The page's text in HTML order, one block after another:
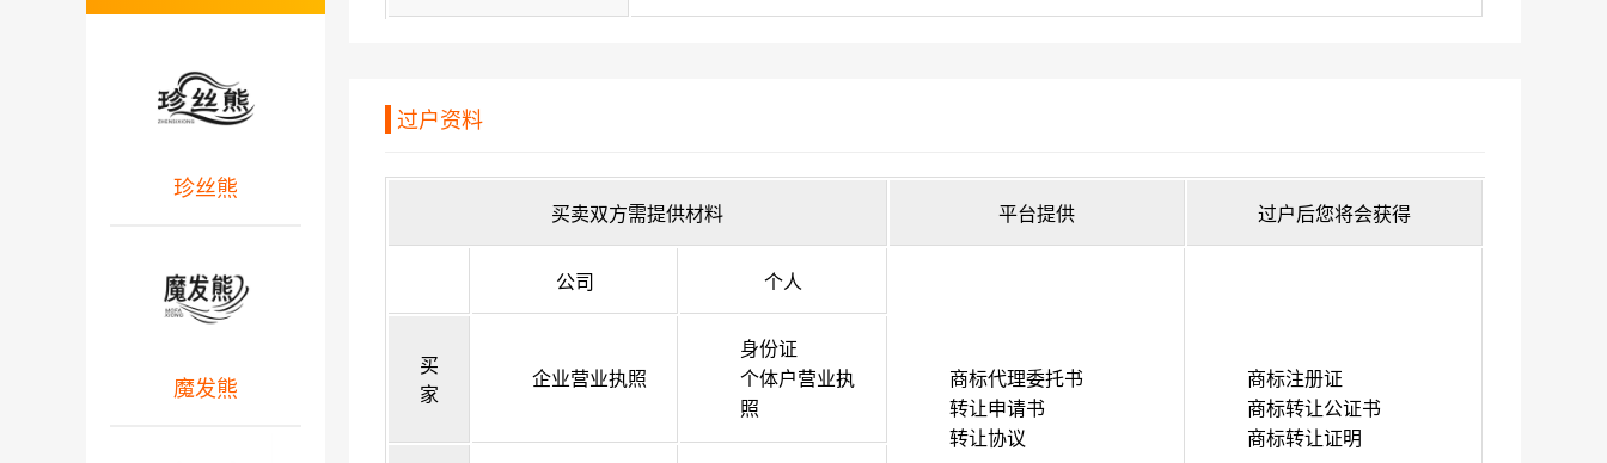
过户资料
买卖双方需提供材料 平台提供 过户后您将会获得
公司 个人
商标代理委托书
转让申请书
转让协议
商标注册证
商标转让公证书
商标转让证明
买
家
企业营业执照
身份证
个体户营业执
照
珍丝熊
魔发熊